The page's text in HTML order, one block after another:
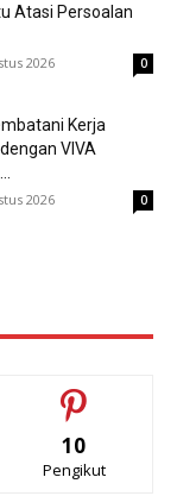
Atasi Persoalan
2026 0
Kerja
VIVA
2026 0
10
Pengikut